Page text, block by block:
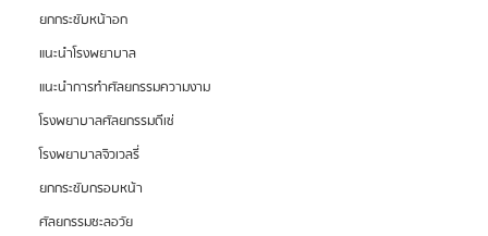
ยกกระชับหน้าอก
แนะนำโรงพยาบาล
แนะนำการทำศัลยกรรมความงาม
โรงพยาบาลศัลยกรรมดีเซ่
โรงพยาบาลจิวเวลรี่
ยกกระชับกรอบหน้า
ศัลยกรรมชะลอวัย